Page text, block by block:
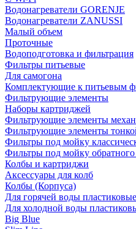
Водонагреватели GORENJE
Водонагреватели ZANUSSI
Малый объем
Проточные
Водоподготовка и фильтрация
Фильтры питьевые
Для самогона
Комплектующие к питьевым
Фильтрующие элементы
Наборы картриджей
Фильтрующие элементы
Фильтрующие элементы
Фильтры под мойку
Фильтры под мойку обратного
Колбы и картриджи
Аксессуары для колб
Колбы (Корпуса)
Для горячей воды пластиковые
Для холодной воды
Big Blue